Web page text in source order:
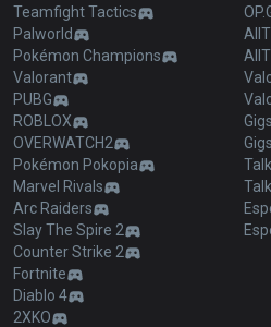
Teamfight Tactics
Palworld
Pokémon Champions
Valorant
PUBG
ROBLOX
OVERWATCH2
Pokémon Pokopia
Marvel Rivals
Arc Raiders
Slay The Spire 2
Counter Strike 2
Fortnite
Diablo 4
2XKO